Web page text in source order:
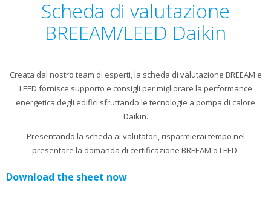
Scheda di valutazione
BREEAM/LEED Daikin
Creata dal nostro team di esperti, la scheda di valutazione BREEAM e
LEED fornisce supporto e consigli per migliorare la performance
energetica degli edifici sfruttando le tecnologie a pompa di calore
Daikin.
Presentando la scheda ai valutatori, risparmierai tempo nel
presentare la domanda di certificazione BREEAM o LEED.
Download the sheet now